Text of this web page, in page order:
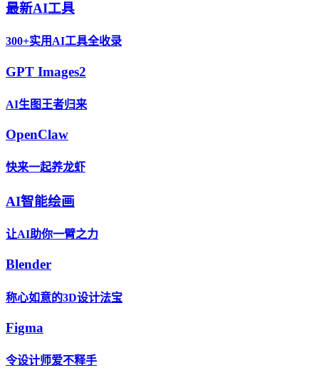
最新AI工具
300+实用AI工具全收录
GPT Images2
AI生图王者归来
OpenClaw
快来一起养龙虾
AI智能绘画
让AI助你一臂之力
Blender
称心如意的3D设计法宝
Figma
令设计师爱不释手